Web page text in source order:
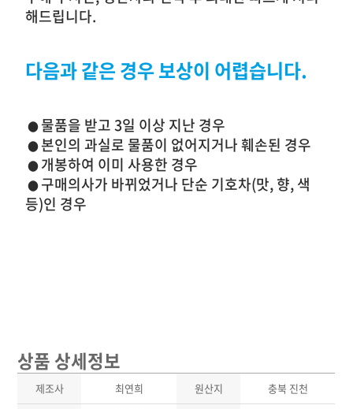
해드립니다.
다음과 같은 경우 보상이 어렵습니다.
● 물품을 받고 3일 이상 지난 경우
●본인의 과실로 물품이 없어지거나 훼손된 경우
● 개봉하여 이미 사용한 경우
● 구매의사가 바뀌었거나 단순 기호차(맛, 향, 색
등)인 경우
상품 상세정보
제조사 최연희 원산지 충북 진천